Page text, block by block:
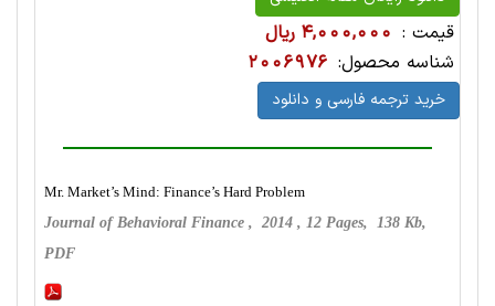
قیمت : 4,000,000 ریال
شناسه محصول: 2006976
خرید ترجمه فارسی و دانلود
Mr. Market’s Mind: Finance’s Hard Problem
Journal of Behavioral Finance , 2014 , 12 Pages, 138 Kb,
PDF